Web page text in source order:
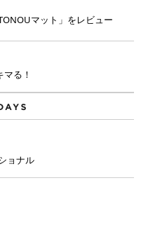
マット」をレビュー
る！
ョナル